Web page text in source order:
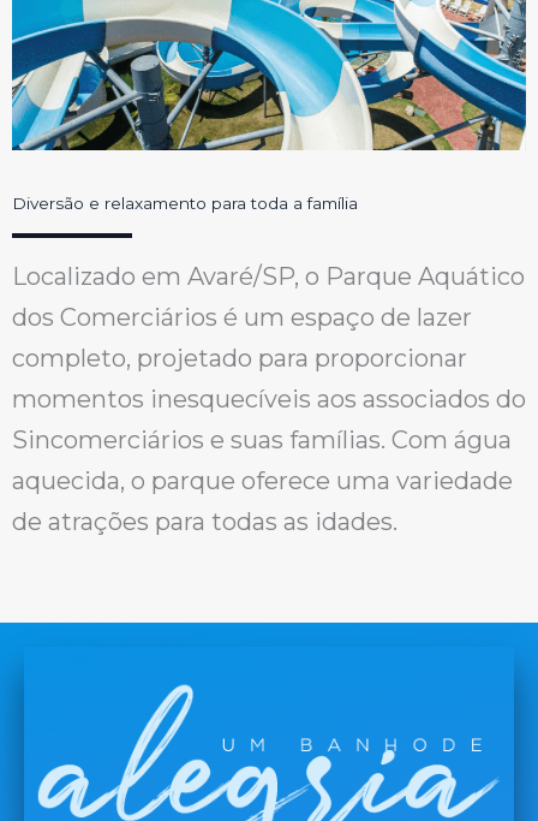
Diversão e relaxamento para toda a família
Localizado em Avaré/SP, o Parque Aquático
dos Comerciários é um espaço de lazer
completo, projetado para proporcionar
momentos inesquecíveis aos associados do
Sincomerciários e suas famílias. Com água
aquecida, o parque oferece uma variedade
de atrações para todas as idades.